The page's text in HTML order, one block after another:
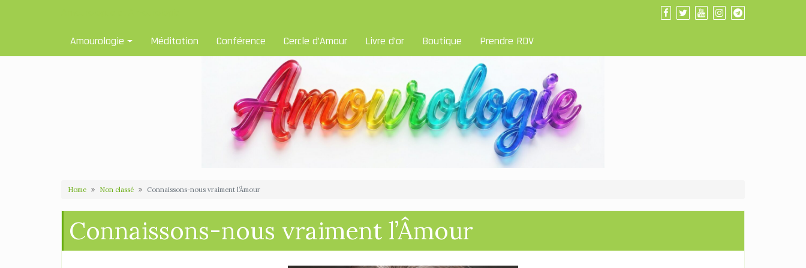
Amourologie Méditation Conférence Cercle d’Amour Livre d’or Boutique Prendre RDV
Home Non classé Connaissons-nous vraiment l’Âmour
Connaissons-nous vraiment l’Âmour